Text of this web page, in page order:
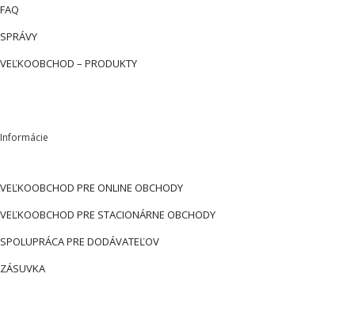
FAQ
SPRÁVY
VEĽKOOBCHOD – PRODUKTY
Informácie
VEĽKOOBCHOD PRE ONLINE OBCHODY
VEĽKOOBCHOD PRE STACIONÁRNE OBCHODY
SPOLUPRÁCA PRE DODÁVATEĽOV
ZÁSUVKA